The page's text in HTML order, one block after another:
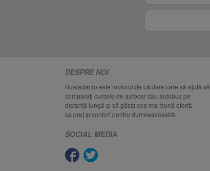
DESPRE NOI
Busradar.ro este motorul de căutare care vă ajută să
comparați cursele de autocar sau autobuz pe
distanță lungă și să găsiți cea mai bună ofertă
ca preț și confort pentru dumneavoastră.
SOCIAL MEDIA